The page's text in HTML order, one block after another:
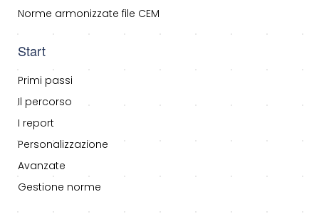
Norme armonizzate file CEM
Start
Primi passi
Il percorso
I report
Personalizzazione
Avanzate
Gestione norme